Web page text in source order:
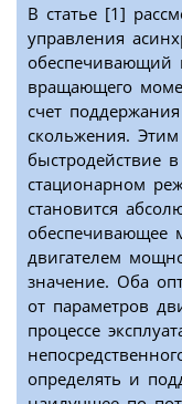
В статье [1]
управления
обеспечивающий
вращающего
счет
скольжения. Этим
быстродействие
стационарном
становится
обеспечивающее
двигателем
значение. Оба
от параметров
процессе
определять и